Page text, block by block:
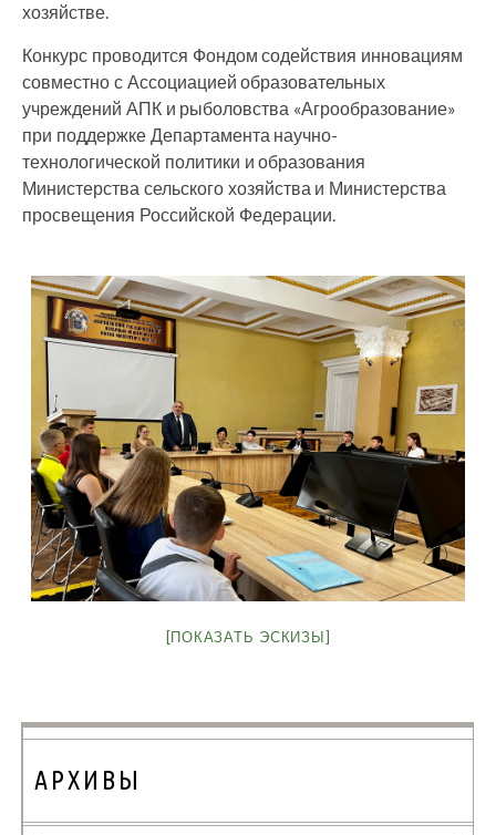
хозяйстве.
Конкурс проводится Фондом содействия инновациям
совместно с Ассоциацией образовательных
учреждений АПК и рыболовства «Агрообразование»
при поддержке Департамента научно-
технологической политики и образования
Министерства сельского хозяйства и Министерства
просвещения Российской Федерации.
[ПОКАЗАТЬ ЭСКИЗЫ]
АРХИВЫ